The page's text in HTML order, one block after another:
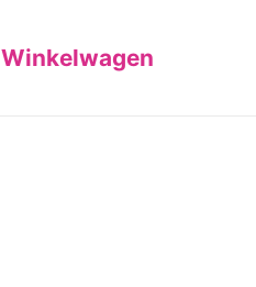
Winkelwagen